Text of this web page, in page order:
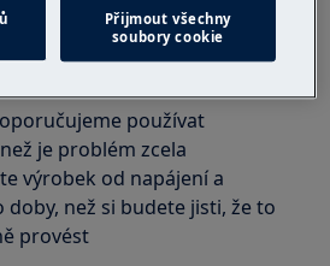
jednoho z našich
aby spotřebič prohlédl
používat
je problém zcela
výrobek od napájení a
než si budete jisti, že to
provést
Přijmout všechny
soubory cookie